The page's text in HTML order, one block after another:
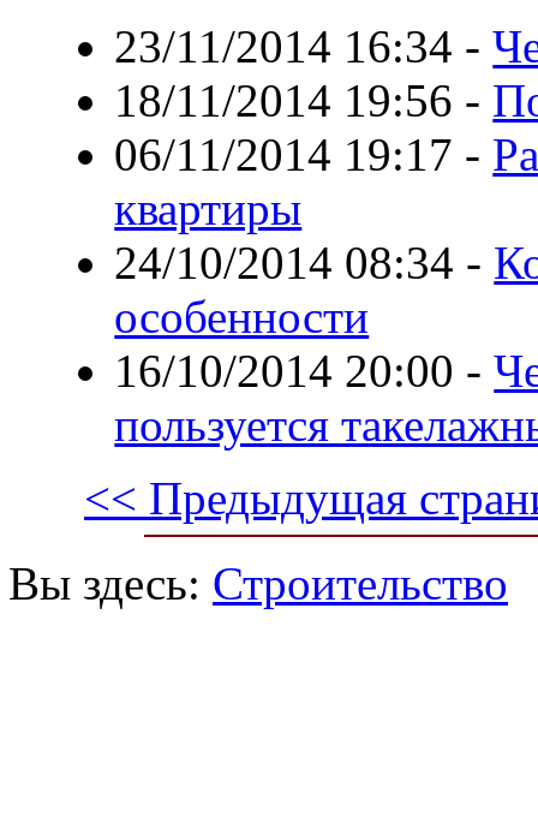
23/11/2014 16:34 -
18/11/2014 19:56 -
06/11/2014 19:17 -
квартиры
24/10/2014 08:34 -
особенности
16/10/2014 20:00 -
пользуется
<< Предыдущая
Вы здесь: Строительство